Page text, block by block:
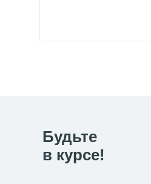
Будьте
в курсе!